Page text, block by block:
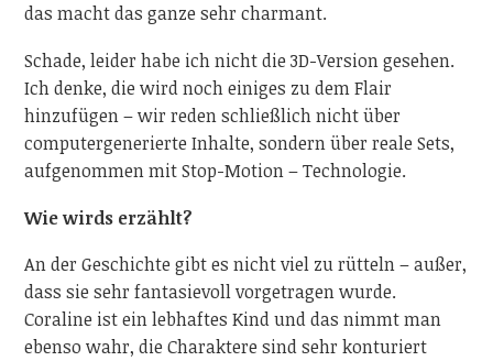
das macht das ganze sehr charmant.
Schade, leider habe ich nicht die 3D-Version gesehen.
Ich denke, die wird noch einiges zu dem Flair
hinzufügen – wir reden schließlich nicht über
computergenerierte Inhalte, sondern über reale Sets,
aufgenommen mit Stop-Motion – Technologie.
Wie wirds erzählt?
An der Geschichte gibt es nicht viel zu rütteln – außer,
dass sie sehr fantasievoll vorgetragen wurde.
Coraline ist ein lebhaftes Kind und das nimmt man
ebenso wahr, die Charaktere sind sehr konturiert